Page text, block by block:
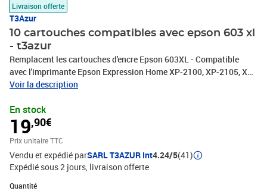
Livraison offerte
T3Azur
10 cartouches compatibles avec epson 603 xl
- t3azur
Remplacent les cartouches d'encre Epson 603XL - Compatible
avec l'imprimante Epson Expression Home XP-2100, XP-2105, XP-
2150, XP-2155, XP-3100, XP-3105, XP-3150, XP-3155, XP-4100,
2830DWF, WF-2840DWF, WF-2850DWF, WF-2870DWF, WF2835-
DWF - Ce lot comprend: 4 Noires (18ml) + 2 Cyan (14ml) + 2
Magenta (14ml) + 2 Jaunes (14ml) avec un rendement de 5% ,
repondent à toutes les normes européennes ISO 9001/14001,
STMC, CE, ROHS - 100% Compatible - Encre de haute qualité qui
garantie une excellence qualité d'impression - Marque T3AZUR
Voir la description
En stock
19,90€
Prix unitaire TTC
Vendu et expédié parSARL T3AZUR Int4.24/5(41)
Expédié sous 2 jours livraison offerte
Quantité
Quantité : 1